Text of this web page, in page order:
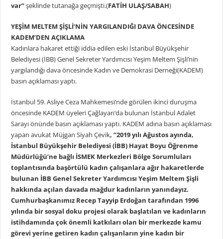
var”şeklinde tutanağa geçmişti.(FATİH ULAŞ/SABAH)
YEŞİM MELTEM ŞİŞLİ’NİN YARGILANDIĞI DAVA ÖNCESİNDE
KADEM’DEN AÇIKLAMA
Kadınlara hakaret ettiği iddia edilen eski İstanbul Büyükşehir
Belediyesi (İBB) Genel Sekreter Yardımcısı Yeşim Meltem Şişli’nin
yargılandığı dava öncesinde Kadın ve Demokrasi Derneği(KADEM)
basın açıklaması yaptı.
İstanbul 59. Asliye Ceza Mahkemesi’nde görülen ikinci duruşma
öncesinde KADEM üyeleri Çağlayan’da bulunan İstanbul Adalet
Sarayı önünde basın açıklaması yaptı. KADEM adına basın açıklaması
yapan avukat Müjgan Siyah Çevik, “2019 yılı Ağustos ayında,
İstanbul Büyükşehir Belediyesi (İBB) Hayat Boyu Öğrenme
Müdürlüğü’ne bağlı İSMEK Merkezleri Bölge Sorumluları
toplantısında başörtülü kadın çalışanlara ağır hakaretlerde
bulunan İBB Genel Sekreter Yardımcısı Yeşim Meltem Şişli
hakkında açılan davada mağdur kadınların yanındayız.
Cumhurbaşkanımız Recep Tayyip Erdoğan tarafından 1996
yılında bir sosyal doku projesi olarak başlatılan ve kadınların
istihdamında çok önemli katkıları olan bir merkezde kamu
görevi yerine getiren kadın çalışanların yine kadın bir